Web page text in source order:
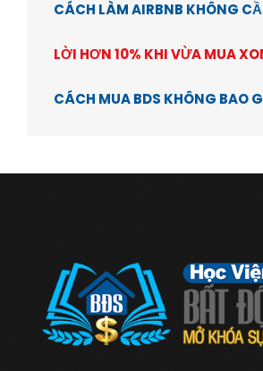
CÁCH LÀM AIRBNB KHÔNG
LỜI HƠN 10% KHI VỪA MUA
CÁCH MUA BDS KHÔNG BAO